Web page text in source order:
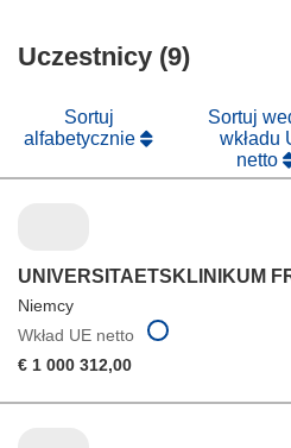
nowym
Uczestnicy (9)
Sortuj
alfabetycznie
Sortuj
wkładu
netto
UNIVERSITAETSKLINIKUM
Niemcy
Wkład UE netto
€ 1 000 312,00